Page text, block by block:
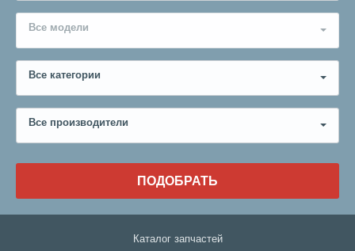
Все модели
Все категории
Все производители
ПОДОБРАТЬ
Каталог запчастей